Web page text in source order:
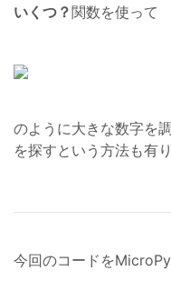
いくつ？関数を使って
のように大きな数字を
を探すという方法も有り
今回のコードを